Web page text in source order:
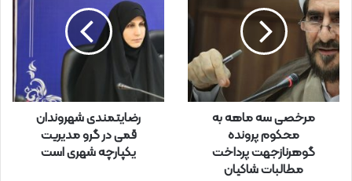
و
د
ر
ا
و
ا
ر
مرخصی سه ماهه به
محکوم پرونده
گوهرنازجهت پرداخت
مطالبات شاکیان
رضایتمندی شهروندان
قمی در گرو مدیریت
یکپارچه شهری است